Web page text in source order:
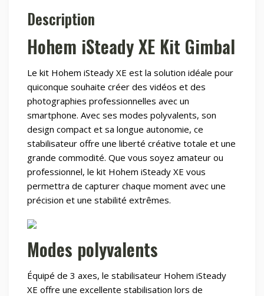
Description
Hohem iSteady XE Kit Gimbal
Le kit Hohem iSteady XE est la solution idéale pour
quiconque souhaite créer des vidéos et des
photographies professionnelles avec un
smartphone. Avec ses modes polyvalents, son
design compact et sa longue autonomie, ce
stabilisateur offre une liberté créative totale et une
grande commodité. Que vous soyez amateur ou
professionnel, le kit Hohem iSteady XE vous
permettra de capturer chaque moment avec une
précision et une stabilité extrêmes.
Modes polyvalents
Équipé de 3 axes, le stabilisateur Hohem iSteady
XE offre une excellente stabilisation lors de